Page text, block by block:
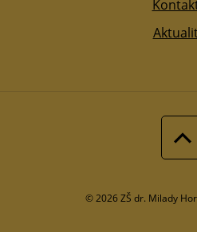
© 2026 ZŠ dr. Milady